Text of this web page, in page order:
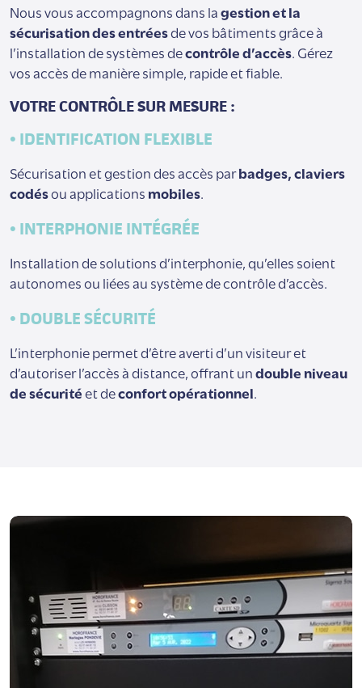
Nous vous accompagnons dans lagestion et la
sécurisation des entréesde vos bâtiments grâce à
l’installation de systèmes decontrôle d’accès. Gérez
vos accès de manière simple, rapide et fiable.
VOTRE CONTRÔLE SUR MESURE :
• IDENTIFICATION FLEXIBLE
Sécurisation et gestion des accès parbadges, claviers
codésou applications mobiles.
• INTERPHONIE INTÉGRÉE
Installation de solutions d’interphonie, qu’elles soient
autonomes ou liées au système de contrôle d’accès.
• DOUBLE SÉCURITÉ
L’interphonie permet d’être averti d’un visiteur et
d’autoriser l’accès à distance, offrant undouble niveau
de sécuritéet deconfort opérationnel.